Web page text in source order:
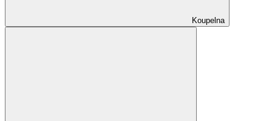
Koupelna